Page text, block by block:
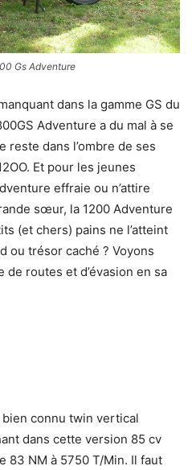
Gs Adventure
dans la gamme GS du
Adventure a du mal à se
reste dans l’ombre de ses
Et pour les jeunes
effraie ou n’attire
sœur, la 1200 Adventure
(et chers) pains ne l’atteint
ou trésor caché ? Voyons
de routes et d’évasion en sa
connu twin vertical
dans cette version 85 cv
83 NM à 5750 T/Min. Il faut